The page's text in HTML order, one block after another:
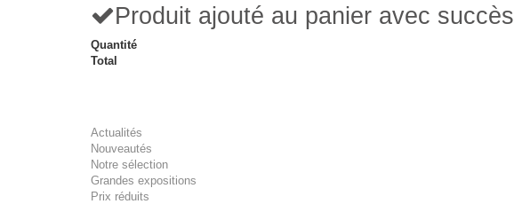
Produit ajouté au panier avec succès
Quantité
Total
Actualités
Nouveautés
Notre sélection
Grandes expositions
Prix réduits